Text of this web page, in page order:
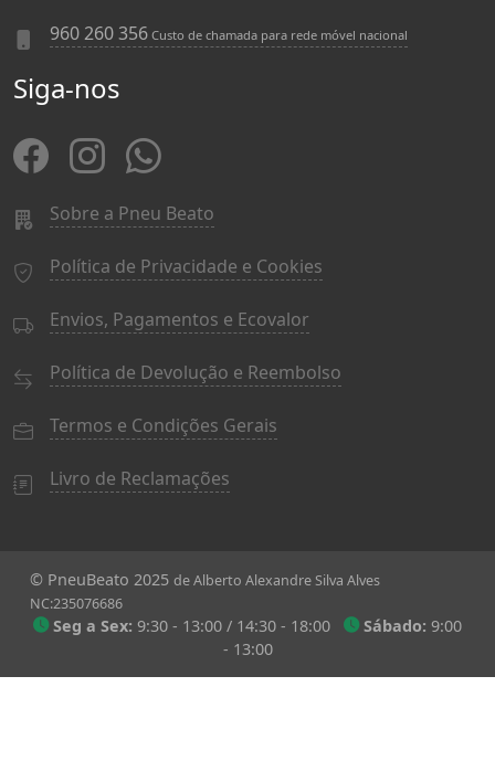
960 260 356 Custo de chamada para rede móvel nacional
Siga-nos
Sobre a Pneu Beato
Política de Privacidade e Cookies
Envios, Pagamentos e Ecovalor
Política de Devolução e Reembolso
Termos e Condições Gerais
Livro de Reclamações
© PneuBeato 2025 de Alberto Alexandre Silva Alves
NC:235076686
Seg a Sex: 9:30 - 13:00 / 14:30 - 18:00 Sábado: 9:00
- 13:00